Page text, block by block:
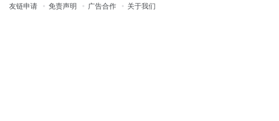
友链申请 免责声明 广告合作 关于我们